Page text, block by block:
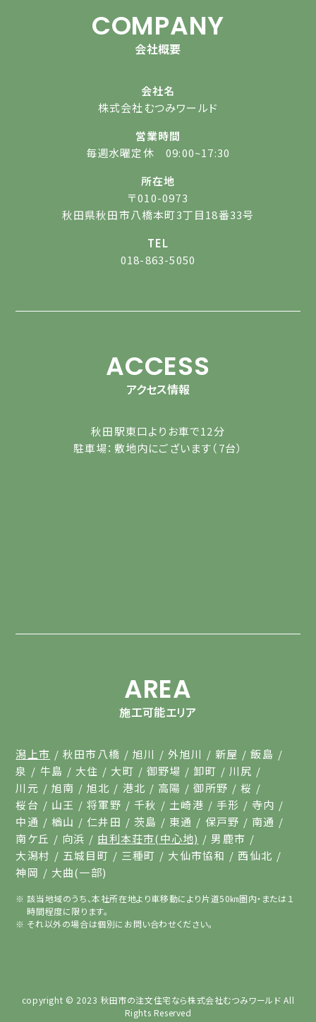
COMPANY
会社概要
会社名
株式会社むつみワールド
営業時間
毎週水曜定休 09:00~17:30
所在地
〒010-0973
秋田県秋田市八橋本町3丁目18番33号
TEL
018-863-5050
ACCESS
アクセス情報
秋田駅東口よりお車で12分
駐車場：敷地内にございます（7台）
AREA
施工可能エリア
潟上市 秋田市八橋 旭川 外旭川 新屋
飯島
泉
牛島 大住 大町 御野場 卸町
川尻
川元
旭南 旭北 港北 高陽 御所野
桜
桜台
山王 将軍野 千秋 土崎港 手形
寺内
中通
楢山 仁井田 茨島 東通 保戸野
南通
南ケ丘
向浜 由利本荘市(中心地)
男鹿市
大潟村
五城目町 三種町 大仙市協和
西仙北
神岡
大曲(一部)
該当地域のうち、本社所在地より車移動により片道50㎞圏内・または１
時間程度に限ります。
それ以外の場合は個別にお問い合わせください。
copyright © 2023 秋田市の注文住宅なら株式会社むつみワールド All
Rights Reserved